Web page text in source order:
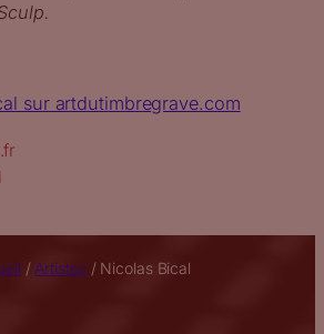
sur artdutimbregrave.com
/ Artistes/ Nicolas Bical